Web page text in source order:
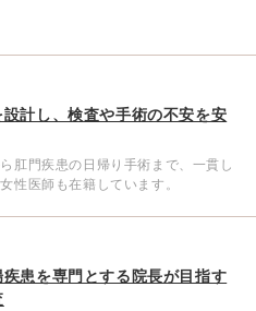
計し、検査や手術の不安を安
肛門疾患の日帰り手術まで、一貫し
性医師も在籍しています。
患を専門とする院長が目指す